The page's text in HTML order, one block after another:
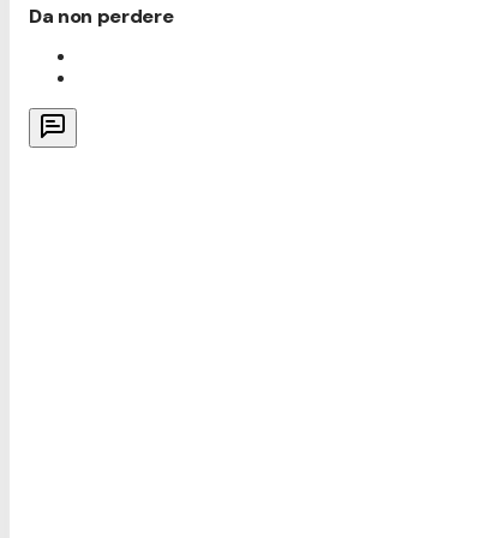
Da non perdere